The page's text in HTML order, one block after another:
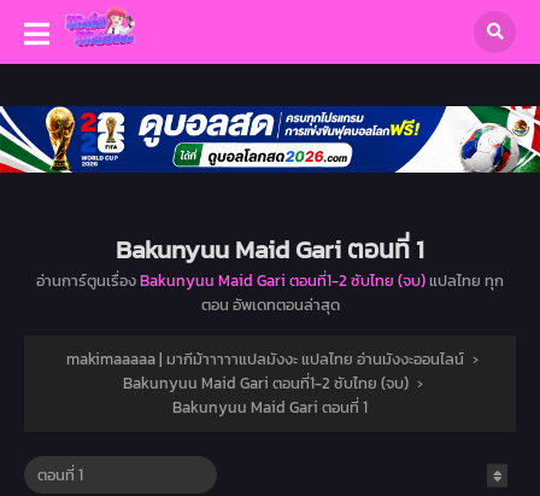
Bakunyuu Maid Gari ตอนที่ 1
อ่านการ์ตูนเรื่องBakunyuu Maid Gari ตอนที่1-2 ซับไทย (จบ)แปลไทย ทุก
ตอน อัพเดทตอนล่าสุด
makimaaaaa | มากีม้าาาาาแปลมังงะ แปลไทย อ่านมังงะออนไลน์ ›
Bakunyuu Maid Gari ตอนที่1-2 ซับไทย (จบ) ›
Bakunyuu Maid Gari ตอนที่ 1